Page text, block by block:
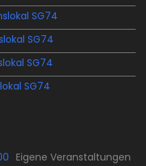
SG74
SG74
SG74
SG74
Eigene Veranstaltungen